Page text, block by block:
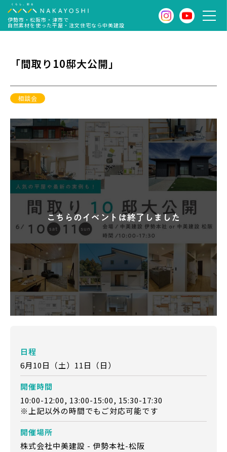
伊勢市・松阪市・津市で
自然素材を使った平屋・注文住宅なら中美建設
「間取り10邸大公開」
相談会
日程
6月10日（土）11日（日）
開催時間
10:00-12:00, 13:00-15:00, 15:30-17:30
※上記以外の時間でもご対応可能です
開催場所
株式会社中美建設 - 伊勢本社-松阪